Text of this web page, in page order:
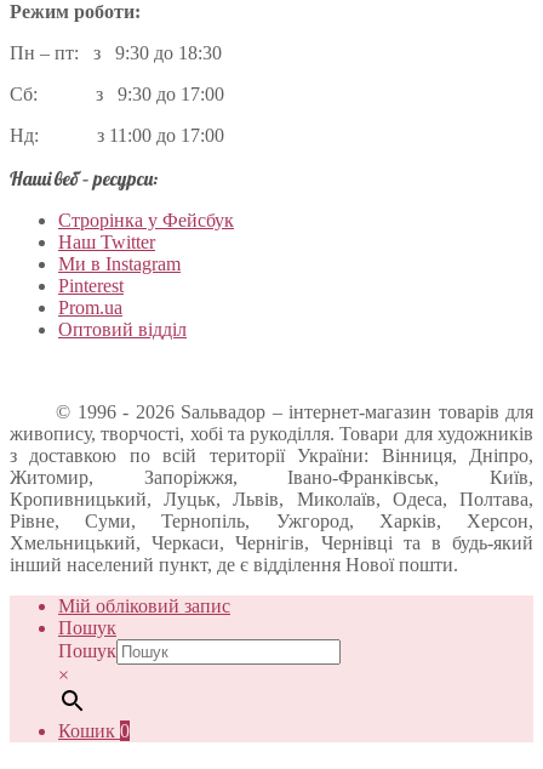
Режим роботи:
Пн – пт: з 9:30 до 18:30
Сб: з 9:30 до 17:00
Нд: з 11:00 до 17:00
Наші веб – ресурси:
Строрінка у Фейсбук
Наш Twitter
Ми в Instagram
Pinterest
Prom.ua
Оптовий відділ
© 1996 - 2026 Sальвадор – інтернет-магазин товарів для
живопису, творчості, хобі та рукоділля. Товари для художників
з доставкою по всій території України: Вінниця, Дніпро,
Житомир, Запоріжжя, Івано-Франківськ, Київ,
Кропивницький, Луцьк, Львів, Миколаїв, Одеса, Полтава,
Рівне, Суми, Тернопіль, Ужгород, Харків, Херсон,
Хмельницький, Черкаси, Чернігів, Чернівці та в будь-який
інший населений пункт, де є відділення Нової пошти.
Мій обліковий запис
Пошук
Пошук
×
Кошик 0